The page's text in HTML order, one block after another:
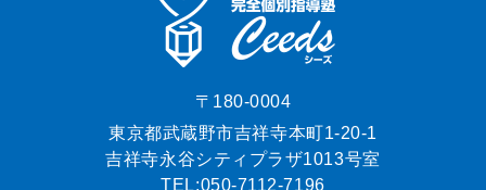
〒180-0004
東京都武蔵野市吉祥寺本町1-20-1
吉祥寺永谷シティプラザ1013号室
TEL:050-7112-7196